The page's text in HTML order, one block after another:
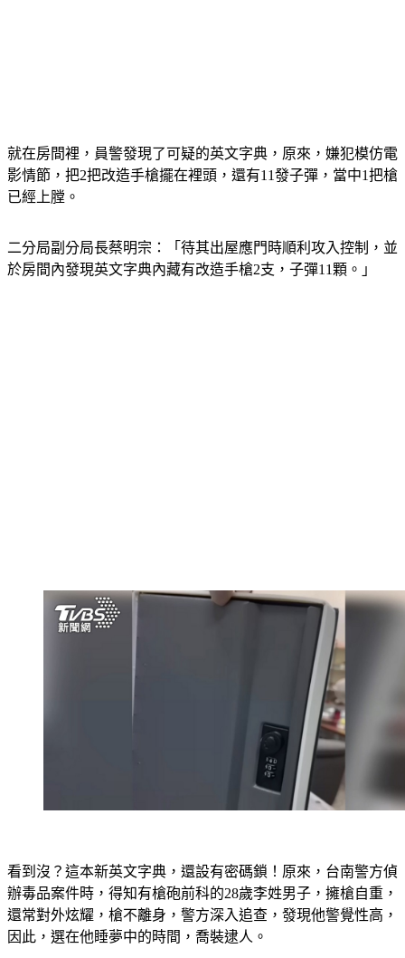
就在房間裡，員警發現了可疑的英文字典，原來，嫌犯模仿電
影情節，把2把改造手槍擺在裡頭，還有11發子彈，當中1把槍
已經上膛。
二分局副分局長蔡明宗：「待其出屋應門時順利攻入控制，並
於房間內發現英文字典內藏有改造手槍2支，子彈11顆。」
看到沒？這本新英文字典，還設有密碼鎖！原來，台南警方偵
辦毒品案件時，得知有槍砲前科的28歲李姓男子，擁槍自重，
還常對外炫耀，槍不離身，警方深入追查，發現他警覺性高，
因此，選在他睡夢中的時間，喬裝逮人。